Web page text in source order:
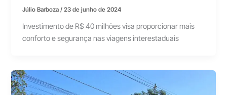
Júlio Barboza/23 de junho de 2024
Investimento de R$ 40 milhões visa proporcionar mais
conforto e segurança nas viagens interestaduais